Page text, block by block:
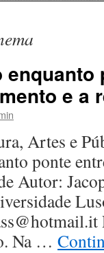
e a
Artes e
ponte
Autor:
Na …